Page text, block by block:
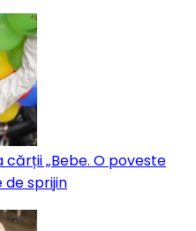
„Bebe. O poveste
de sprijin